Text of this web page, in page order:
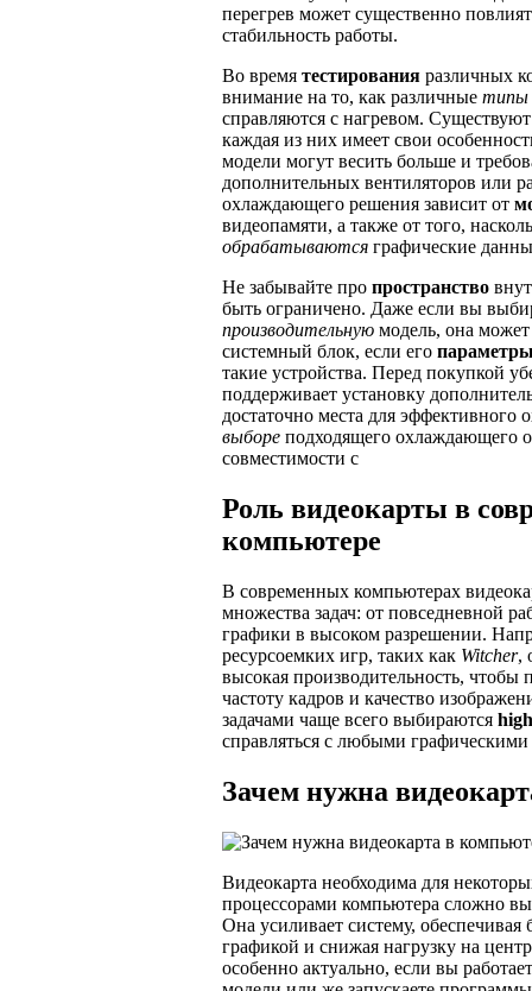
перегрев может существенно
стабильность работы.
Во время тестирования различных
внимание на то, как различные типы
справляются с нагревом.
каждая из них имеет свои
модели могут весить больше и
дополнительных вентиляторов или
охлаждающего решения зависит от
видеопамяти, а также от того,
обрабатываются графические
Не забывайте про пространство
быть ограничено. Даже если вы
производительную модель, она
системный блок, если его
такие устройства. Перед покупкой
поддерживает установку
достаточно места для эффективного
выборе подходящего охлаждающего
совместимости с
Роль видеокарты в
компьютере
В современных компьютерах
множества задач: от повседневной
графики в высоком разрешении.
ресурсоемких игр, таких как Witcher,
высокая производительность, чтобы
частоту кадров и качество
задачами чаще всего выбираются
справляться с любыми графическими
Зачем нужна
Видеокарта необходима для
процессорами компьютера сложно
Она усиливает систему, обеспечивая
графикой и снижая нагрузку на
особенно актуально, если вы